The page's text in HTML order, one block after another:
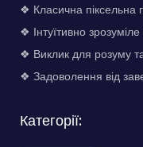
❖ Класична піксельна
❖ Інтуїтивно
❖ Виклик для розуму та
❖ Задоволення від
Категорії: